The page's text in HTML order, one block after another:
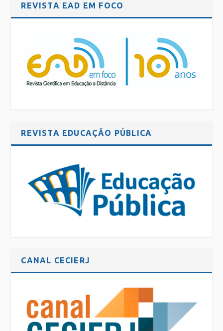
REVISTA EAD EM FOCO
REVISTA EDUCAÇÃO PÚBLICA
CANAL CECIERJ